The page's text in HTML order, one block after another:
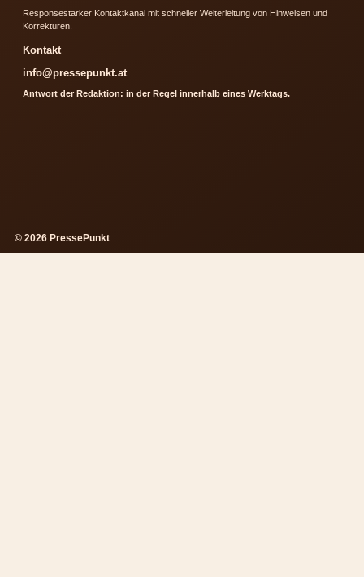
Responsestarker Kontaktkanal mit schneller Weiterleitung von Hinweisen und
Korrekturen.
Kontakt
info@pressepunkt.at
Antwort der Redaktion: in der Regel innerhalb eines Werktags.
© 2026 PressePunkt